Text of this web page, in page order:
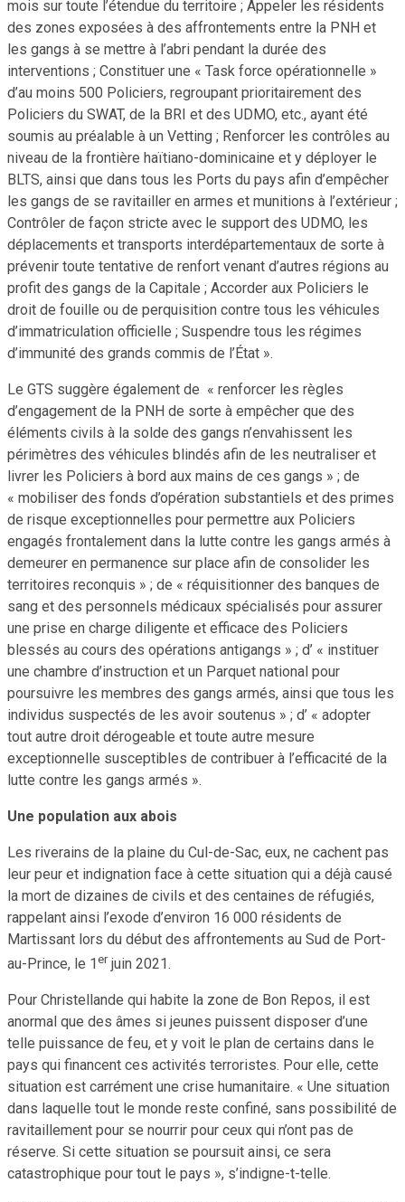
mois sur toute l’étendue du territoire ; Appeler les résidents
des zones exposées à des affrontements entre la PNH et
les gangs à se mettre à l’abri pendant la durée des
interventions ; Constituer une « Task force opérationnelle »
d’au moins 500 Policiers, regroupant prioritairement des
Policiers du SWAT, de la BRI et des UDMO, etc., ayant été
soumis au préalable à un Vetting ; Renforcer les contrôles au
niveau de la frontière haïtiano-dominicaine et y déployer le
BLTS, ainsi que dans tous les Ports du pays afin d’empêcher
les gangs de se ravitailler en armes et munitions à l’extérieur ;
Contrôler de façon stricte avec le support des UDMO, les
déplacements et transports interdépartementaux de sorte à
prévenir toute tentative de renfort venant d’autres régions au
profit des gangs de la Capitale ; Accorder aux Policiers le
droit de fouille ou de perquisition contre tous les véhicules
d’immatriculation officielle ; Suspendre tous les régimes
d’immunité des grands commis de l’État ».
Le GTS suggère également de « renforcer les règles
d’engagement de la PNH de sorte à empêcher que des
éléments civils à la solde des gangs n’envahissent les
périmètres des véhicules blindés afin de les neutraliser et
livrer les Policiers à bord aux mains de ces gangs » ; de
« mobiliser des fonds d’opération substantiels et des primes
de risque exceptionnelles pour permettre aux Policiers
engagés frontalement dans la lutte contre les gangs armés à
demeurer en permanence sur place afin de consolider les
territoires reconquis » ; de « réquisitionner des banques de
sang et des personnels médicaux spécialisés pour assurer
une prise en charge diligente et efficace des Policiers
blessés au cours des opérations antigangs » ; d’ « instituer
une chambre d’instruction et un Parquet national pour
poursuivre les membres des gangs armés, ainsi que tous les
individus suspectés de les avoir soutenus » ; d’ « adopter
tout autre droit dérogeable et toute autre mesure
exceptionnelle susceptibles de contribuer à l’efficacité de la
lutte contre les gangs armés ».
Une population aux abois
Les riverains de la plaine du Cul-de-Sac, eux, ne cachent pas
leur peur et indignation face à cette situation qui a déjà causé
la mort de dizaines de civils et des centaines de réfugiés,
rappelant ainsi l’exode d’environ 16 000 résidents de
Martissant lors du début des affrontements au Sud de Port-
au-Prince, le 1 er juin 2021.
Pour Christellande qui habite la zone de Bon Repos, il est
anormal que des âmes si jeunes puissent disposer d’une
telle puissance de feu, et y voit le plan de certains dans le
pays qui financent ces activités terroristes. Pour elle, cette
situation est carrément une crise humanitaire. « Une situation
dans laquelle tout le monde reste confiné, sans possibilité de
ravitaillement pour se nourrir pour ceux qui n’ont pas de
réserve. Si cette situation se poursuit ainsi, ce sera
catastrophique pour tout le pays », s’indigne-t-telle.